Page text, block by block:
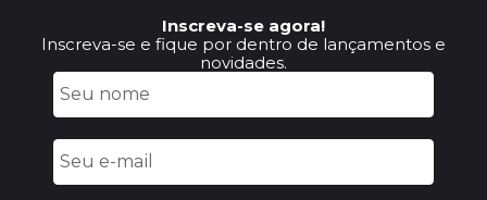
Inscreva-se agora!
Inscreva-se e fique por dentro de lançamentos e
novidades.